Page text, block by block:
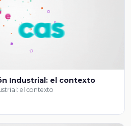
Industrial: el contexto
el contexto